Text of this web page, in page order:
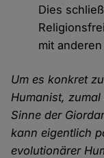
Dies
mit
Um es konkret
Humanist,
Sinne der
kann eigentlich
evolutionärer